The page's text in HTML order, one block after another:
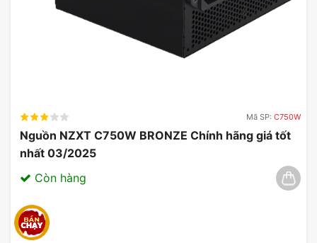
Mã SP: C750W
Nguồn NZXT C750W BRONZE Chính hãng giá tốt
nhất 03/2025
Còn hàng